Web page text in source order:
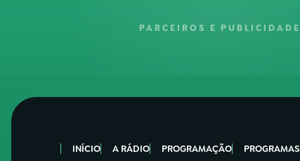
PARCEIROS E PUBLICIDADE
INÍCIO A RÁDIO PROGRAMAÇÃO PROGRAMAS